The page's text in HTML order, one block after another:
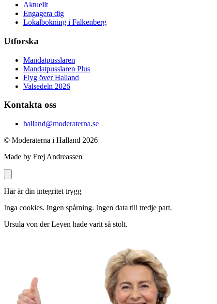
Aktuellt
Engagera dig
Lokalbokning i Falkenberg
Utforska
Mandatpusslaren
Mandatpusslaren Plus
Flyg över Halland
Valsedeln 2026
Kontakta oss
halland@moderaterna.se
© Moderaterna i Halland 2026
Made by Frej Andreassen
Här är din integritet trygg
Inga cookies. Ingen spårning. Ingen data till tredje part.
Ursula von der Leyen hade varit så stolt.